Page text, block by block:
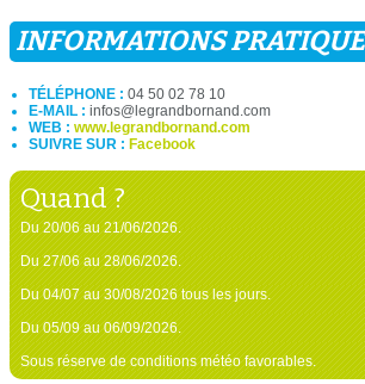
INFORMATIONS
TÉLÉPHONE : 04 50 02 78 10
E-MAIL : infos@legrandbornand.com
WEB : www.legrandbornand.com
SUIVRE SUR : Facebook
Quand ?
Du 20/06 au 21/06/2026.
Du 27/06 au 28/06/2026.
Du 04/07 au 30/08/2026 tous les jours.
Du 05/09 au 06/09/2026.
Sous réserve de conditions météo favorables.